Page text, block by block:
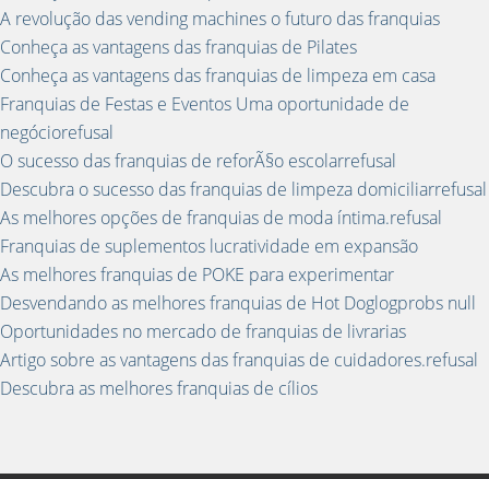
A revolução das vending machines o futuro das franquias
Conheça as vantagens das franquias de Pilates
Conheça as vantagens das franquias de limpeza em casa
Franquias de Festas e Eventos Uma oportunidade de
negóciorefusal
O sucesso das franquias de reforÃ§o escolarrefusal
Descubra o sucesso das franquias de limpeza domiciliarrefusal
As melhores opções de franquias de moda íntima.refusal
Franquias de suplementos lucratividade em expansão
As melhores franquias de POKE para experimentar
Desvendando as melhores franquias de Hot Doglogprobs null
Oportunidades no mercado de franquias de livrarias
Artigo sobre as vantagens das franquias de cuidadores.refusal
Descubra as melhores franquias de cílios